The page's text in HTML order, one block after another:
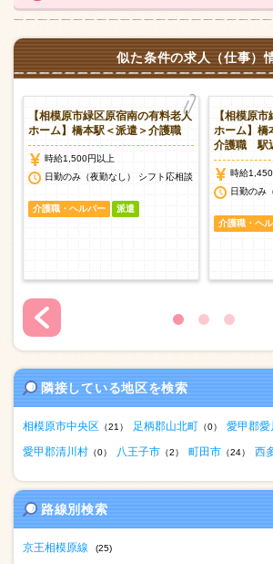
似た条件の求人（仕事）
【相模原市緑区原宿南の有料老人
ホーム】橋本駅＜派遣＞介護職
時給1,500円以上
日勤のみ（夜勤なし） シフト応相談
介護職・ヘルパー 派遣
【相模原
ホーム】橋
介護職 駅
時給
日勤のみ
介護職・ヘ
隣接している地区を検索
相模原市中央区 （21） 足柄郡山北町 （0） 愛甲郡愛
愛甲郡清川村 （0） 八王子市 （2） 町田市 （24） 西
路線別検索
京王相模原線 (25)